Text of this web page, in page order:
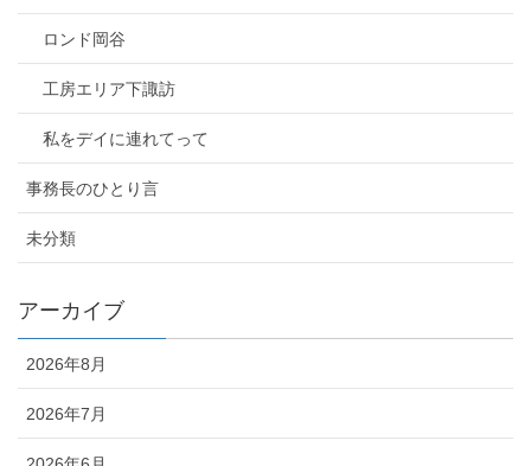
ロンド岡谷
工房エリア下諏訪
私をデイに連れてって
事務長のひとり言
未分類
アーカイブ
2026年8月
2026年7月